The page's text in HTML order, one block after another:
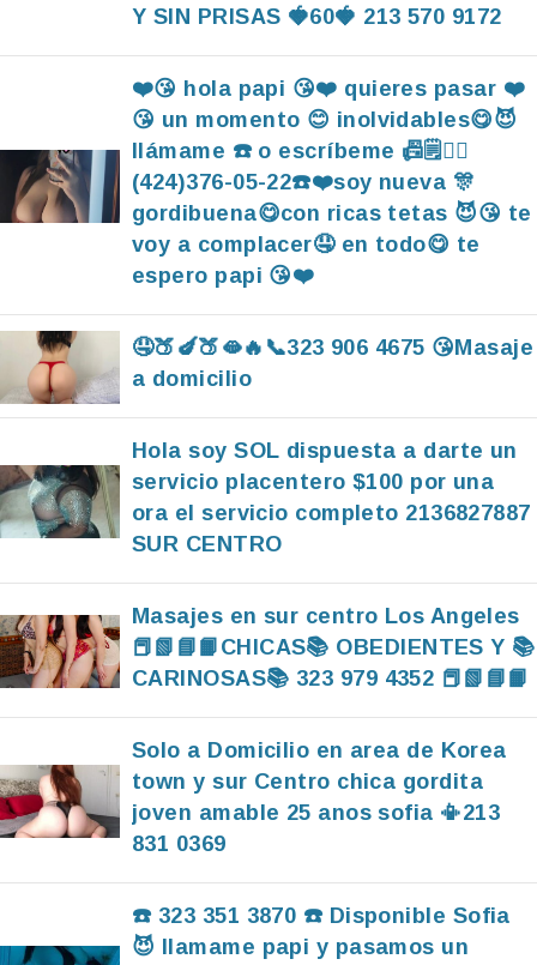
Y SIN PRISAS 🍓60🍓 213 570 9172
❤️😘 hola papi 😘❤️ quieres pasar ❤️
😘 un momento 😊 inolvidables😋😈
llámame ☎️ o escríbeme 📠🗒️✍🏻
(424)376-05-22☎️❤️soy nueva 🎊
gordibuena😋con ricas tetas 😈😘 te
voy a complacer🤤 en todo😋 te
espero papi 😘❤️
🤤🍑🍆🍑🫦🔥📞323 906 4675 😘Masaje
a domicilio
Hola soy SOL dispuesta a darte un
servicio placentero $100 por una
ora el servicio completo 2136827887
SUR CENTRO
Masajes en sur centro Los Angeles
📕📗📘📙CHICAS📚 OBEDIENTES Y 📚
CARINOSAS📚 323 979 4352 📕📗📘📙
Solo a Domicilio en area de Korea
town y sur Centro chica gordita
joven amable 25 anos sofia 📳213
831 0369
☎️ 323 351 3870 ☎️ Disponible Sofia
😈 llamame papi y pasamos un